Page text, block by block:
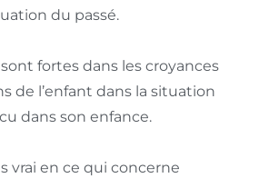
du passé.
fortes dans les croyances
de l’enfant dans la situation
dans son enfance.
vrai en ce qui concerne